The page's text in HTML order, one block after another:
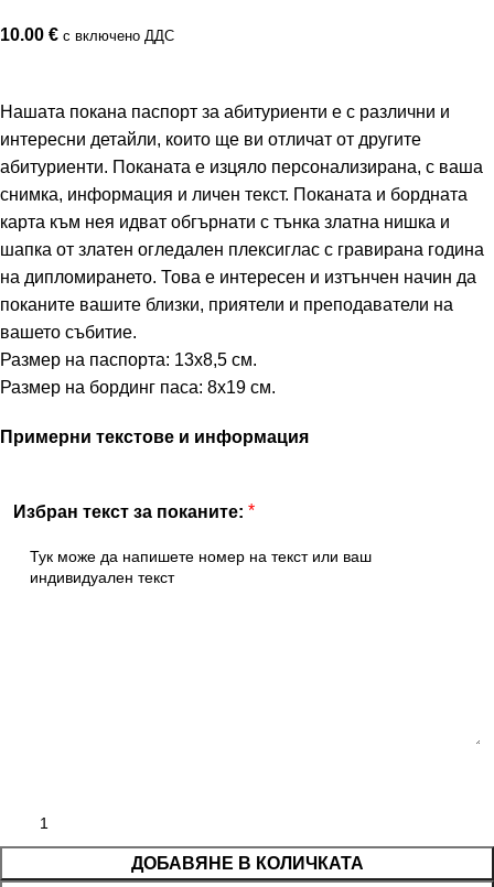
10.00 € с включено ДДС
Нашата покана паспорт за абитуриенти е с различни и
интересни детайли, които ще ви отличат от другите
абитуриенти. Поканата е изцяло персонализирана, с ваша
снимка, информация и личен текст. Поканата и бордната
карта към нея идват обгърнати с тънка златна нишка и
шапка от златен огледален плексиглас с гравирана година
на дипломирането. Това е интересен и изтънчен начин да
поканите вашите близки, приятели и преподаватели на
вашето събитие.
Размер на паспорта: 13х8,5 см.
Размер на бординг паса: 8х19 см.
Примерни текстове и информация
Избран текст за поканите: *
ДОБАВЯНЕ В КОЛИЧКАТА